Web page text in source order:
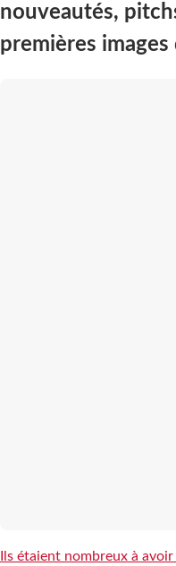
nouveautés,
premières images
Ils étaient nombreux à